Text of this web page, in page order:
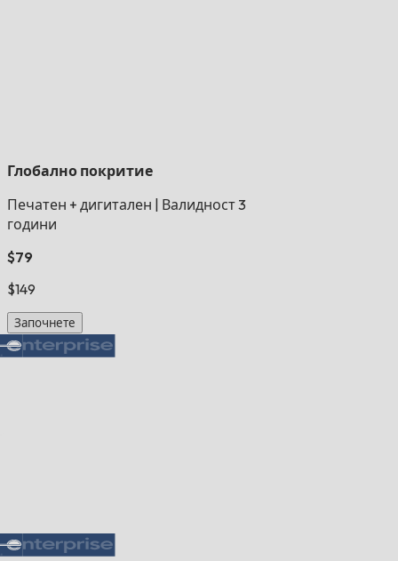
Глобално покритие
Печатен + дигитален
Валидност 3
години
$79
$149
Започнете